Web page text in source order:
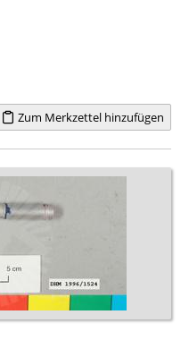
Zum Merkzettel hinzufügen